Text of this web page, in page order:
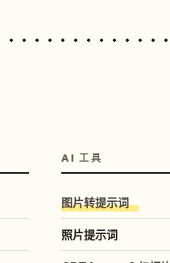
AI 工具
图片转提示词
照片提示词